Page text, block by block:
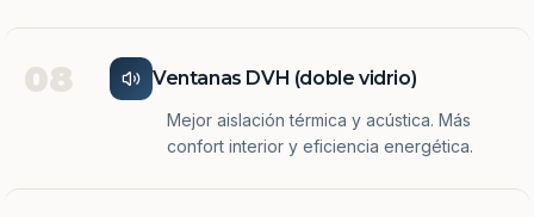
08 Ventanas DVH (doble vidrio)
Mejor aislación térmica y acústica. Más
confort interior y eficiencia energética.